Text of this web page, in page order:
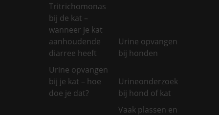
Tritrichomonas
bij de kat –
wanneer je kat
aanhoudende
diarree heeft
Urine opvangen
bij honden
Urine opvangen
bij je kat – hoe
doe je dat?
Urineonderzoek
bij hond of kat
Vaak plassen en